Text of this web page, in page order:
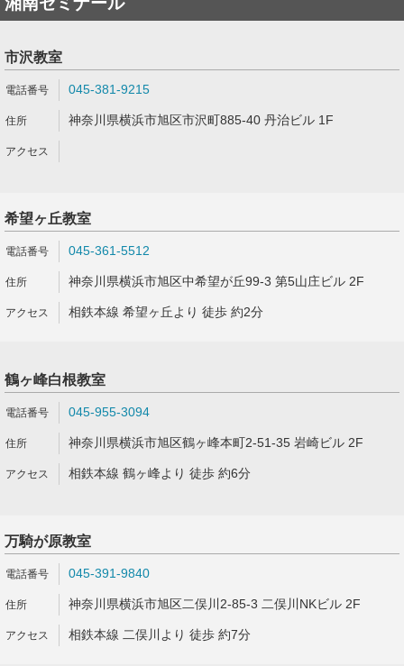
市沢教室
045-381-9215
神奈川県横浜市旭区市沢町885-40 丹治ビル 1F
希望ヶ丘教室
045-361-5512
神奈川県横浜市旭区中希望が丘99-3 第5山庄ビル 2F
相鉄本線 希望ヶ丘より 徒歩 約2分
鶴ヶ峰白根教室
045-955-3094
神奈川県横浜市旭区鶴ヶ峰本町2-51-35 岩崎ビル 2F
相鉄本線 鶴ヶ峰より 徒歩 約6分
万騎が原教室
045-391-9840
神奈川県横浜市旭区二俣川2-85-3 二俣川NKビル 2F
相鉄本線 二俣川より 徒歩 約7分